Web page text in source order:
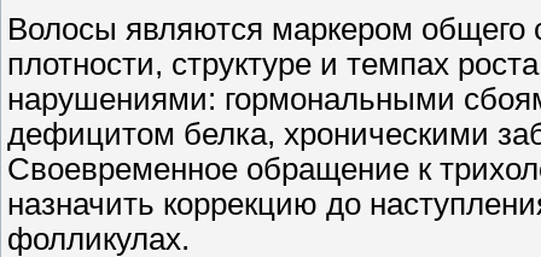
Волосы являются маркером общего
плотности, структуре и темпах
нарушениями: гормональными
дефицитом белка, хроническими
Своевременное обращение к
назначить коррекцию до
фолликулах.